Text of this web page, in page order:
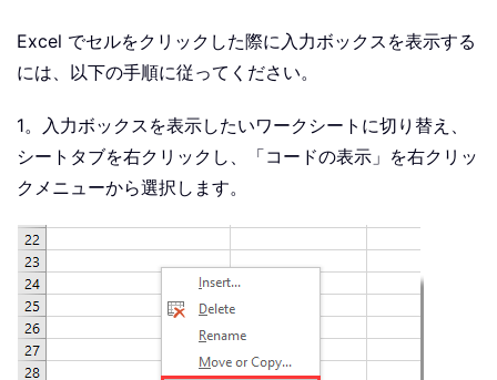
Excel でセルをクリックした際に入力ボックスを表示する
には、以下の手順に従ってください。
1。入力ボックスを表示したいワークシートに切り替え、
シートタブを右クリックし、「コードの表示」を右クリッ
クメニューから選択します。